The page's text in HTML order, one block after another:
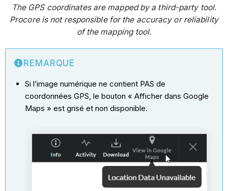
The GPS coordinates are mapped by a third-party tool.
Procore is not responsible for the accuracy or reliability
of the mapping tool.
REMARQUE
Si l’image numérique ne contient PAS de
coordonnées GPS, le bouton « Afficher dans Google
Maps » est grisé et non disponible.